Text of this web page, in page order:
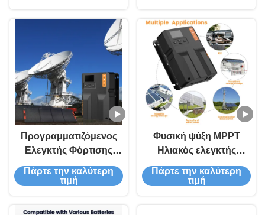
απόδοση
παρακολούθησης
Προγραμματιζόμενος
Ελεγκτής Φόρτισης
Ηλιακών
Φωτοβολταϊκών με
Πάρτε την καλύτερη
τιμή
Φυσική ψύξη MPPT
Ηλιακός ελεγκτής
φορτίου με οθόνη LCD
και κοινή σε αρνητική
Πάρτε την καλύτερη
τιμή